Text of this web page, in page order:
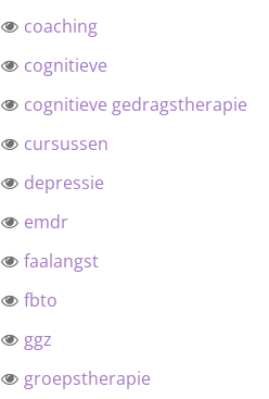
coaching
cognitieve
cognitieve gedragstherapie
cursussen
depressie
emdr
faalangst
fbto
ggz
groepstherapie